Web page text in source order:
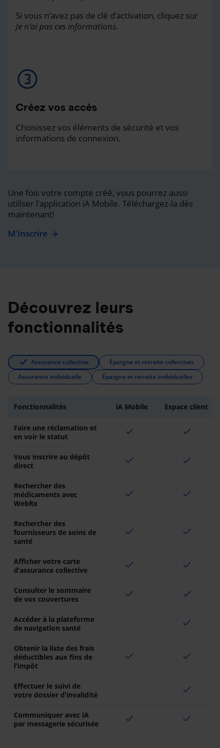
Si vous n’avez pas de clé d’activation, cliquez sur
Je n’ai pas ces informations.
Créez vos accès
Choisissez vos éléments de sécurité et vos
informations de connexion.
Une fois votre compte créé, vous pourrez aussi
utiliser l’application iA Mobile. Téléchargez-la dès
maintenant!
M'inscrire
Découvrez leurs
fonctionnalités
Assurance collective
Épargne et retraite collectives
Assurance individuelle
Épargne et retraite individuelles
Fonctionnalités iA Mobile Espace client
Faire une réclamation et
en voir le statut
check check
Vous inscrire au dépôt
direct
check check
Rechercher des
médicaments avec
WebRx
check check
Rechercher des
fournisseurs de soins de
santé
check check
Afficher votre carte
d’assurance collective
check check
Consulter le sommaire
de vos couvertures
check check
Accéder à la plateforme
de navigation santé
check
Obtenir la liste des frais
déductibles aux fins de
l’impôt
check check
Effectuer le suivi de
votre dossier d’invalidité
check
Communiquer avec iA
par messagerie sécurisée
check check